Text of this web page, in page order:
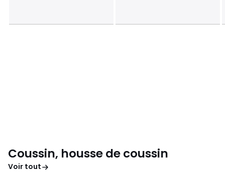
Coussin, housse de coussin
Voir tout